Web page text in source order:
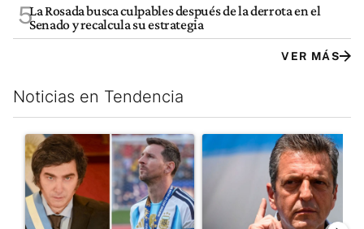
5La Rosada busca culpables después de la derrota en el
Senado y recalcula su estrategia
VER MÁS
Noticias en Tendencia
Este listado muestra los artículos con más comentarios en los
Un artículo de tendencia con el título "Milei despidió a Jorge
Un artículo de tendencia con